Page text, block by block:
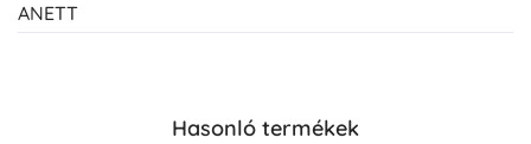
ANETT
Hasonló termékek